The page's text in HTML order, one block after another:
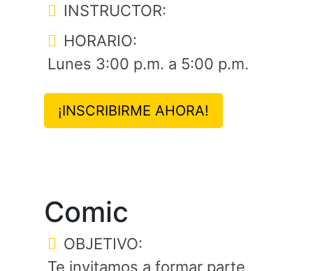
INSTRUCTOR:
HORARIO:
Lunes 3:00 p.m. a 5:00 p.m.
¡INSCRIBIRME AHORA!
Comic
OBJETIVO:
Te invitamos a formar parte